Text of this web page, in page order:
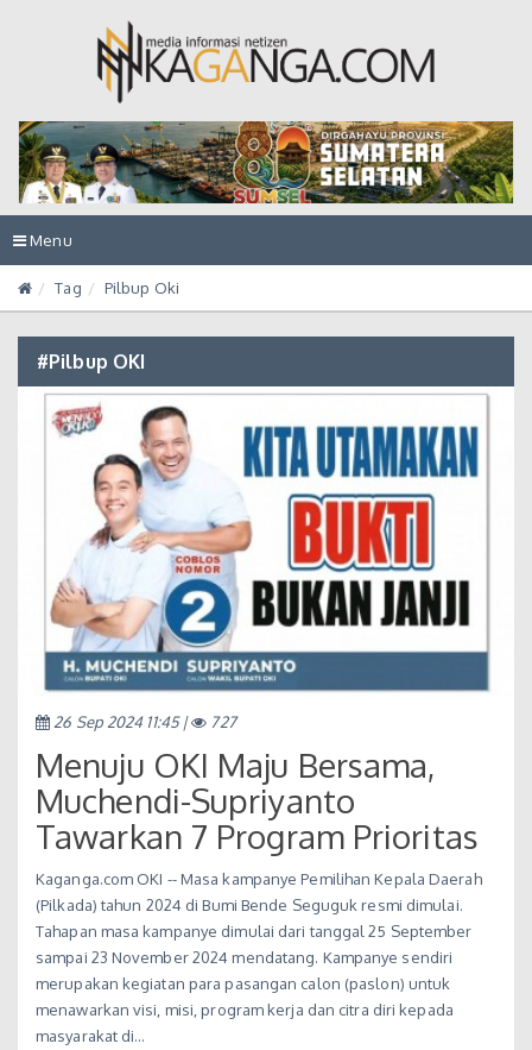
Toggle
navigation
Menu
Tag Pilbup Oki
#Pilbup OKI
26 Sep 2024 11:45 | 727
Menuju OKI Maju Bersama,
Muchendi-Supriyanto
Tawarkan 7 Program Prioritas
Kaganga.com OKI -- Masa kampanye Pemilihan Kepala Daerah
(Pilkada) tahun 2024 di Bumi Bende Seguguk resmi dimulai.
Tahapan masa kampanye dimulai dari tanggal 25 September
sampai 23 November 2024 mendatang. Kampanye sendiri
merupakan kegiatan para pasangan calon (paslon) untuk
menawarkan visi, misi, program kerja dan citra diri kepada
masyarakat di…